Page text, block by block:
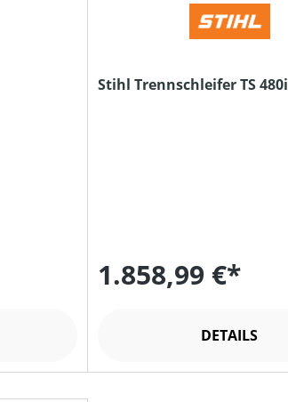
Stihl Trennschleifer TS 480i
1.858,99 €*
DETAILS